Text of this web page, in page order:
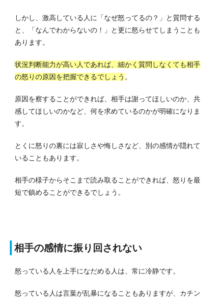
しかし、激高している人に「なぜ怒ってるの？」と質問する
と、「なんでわからないの！」と更に怒らせてしまうことも
あります。
状況判断能力が高い人であれば、細かく質問しなくても相手
の怒りの原因を把握できるでしょう 。
原因を察することができれば、相手は謝ってほしいのか、共
感してほしいのかなど、何を求めているのかが明確になりま
す。
とくに怒りの裏には寂しさや悔しさなど、別の感情が隠れて
いることもあります。
相手の様子からそこまで読み取ることができれば、怒りを最
短で鎮めることができるでしょう。
相手の感情に振り回されない
怒っている人を上手になだめる人は、常に冷静です。
怒っている人は言葉が乱暴になることもありますが、カチン